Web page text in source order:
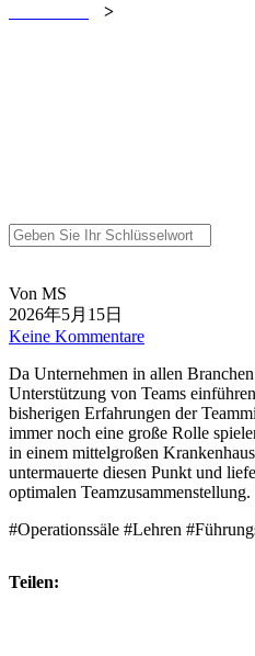
>
Von MS
2026年5月15日
Keine Kommentare
Da Unternehmen in allen
Unterstützung von Teams
bisherigen Erfahrungen der
immer noch eine große Rolle
in einem mittelgroßen
untermauerte diesen Punkt und
optimalen Teamzusammenstellung.
#Operationssäle #Lehren
Teilen: